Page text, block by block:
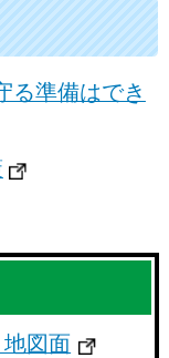
る準備はでき
図面